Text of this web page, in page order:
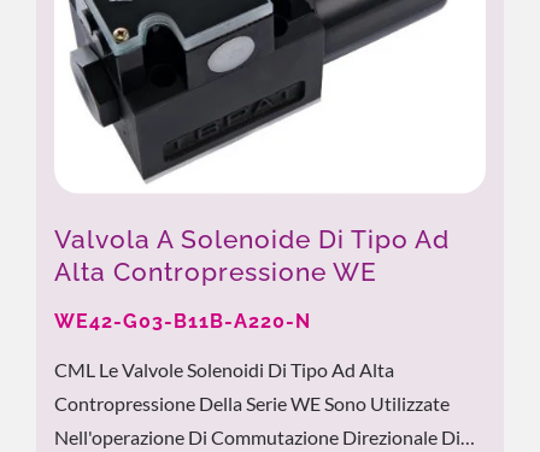
Valvola A Solenoide Di Tipo Ad
Alta Contropressione WE
WE42-G03-B11B-A220-N
CML Le Valvole Solenoidi Di Tipo Ad Alta
Contropressione Della Serie WE Sono Utilizzate
Nell'operazione Di Commutazione Direzionale Di